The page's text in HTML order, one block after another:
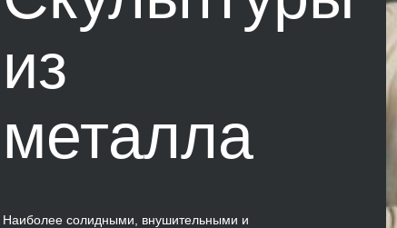
из
металла
Наиболее солидными, внушительными и